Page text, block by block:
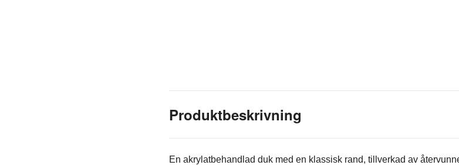
Produktbeskrivning
En akrylatbehandlad duk med en klassisk rand, tillverkad av